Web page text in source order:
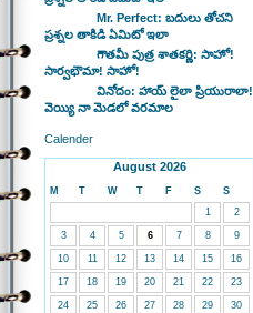
Mr. Perfect: బదులు తోచని
ప్రశ్నల తాకిడి ఏమిటో ఇలా
గౌతమీ పుత్ర శాతకర్ణి: సాహో!
సార్వభౌమా! సాహో!
వినోదం: హాయ్ లైలా ప్రియురాలా!
వెయ్యి నా మెడలో వరమాల
Calender
August 2026
M T W T F S S
1 2
3 4 5 6 7 8 9
10 11 12 13 14 15 16
17 18 19 20 21 22 23
24 25 26 27 28 29 30